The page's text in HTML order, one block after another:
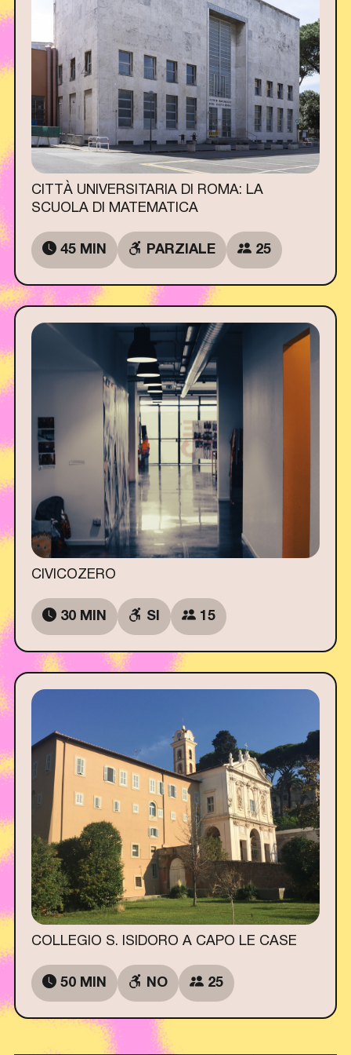
CITTÀ UNIVERSITARIA DI ROMA: LA
SCUOLA DI MATEMATICA
45 MIN PARZIALE 25
CIVICOZERO
30 MIN SI 15
COLLEGIO S. ISIDORO A CAPO LE CASE
50 MIN NO 25